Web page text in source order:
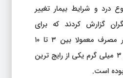
درد و شرایط بیمار تغییر
گزارش کردند که برای
دردهای مزمن، مقدار مصرف معمولا بین ۳ تا ۱۰
میلی گرم بوده و دوز ۳ میلی گرم یکی از رایج ترین
است.